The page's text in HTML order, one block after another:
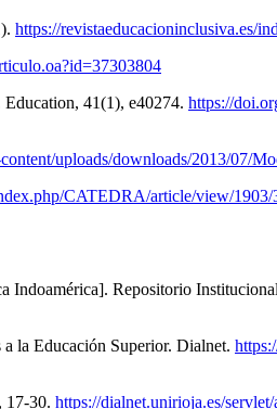
https://revistaeducacioninclusiva.es/
41(1), e40274. https://
uploads/downloads/2013/07/
CATEDRA/article/view/1903/
Indoamérica]. Repositorio
la Educación Superior. Dialnet.
17-30. https://dialnet.unirioja.es/